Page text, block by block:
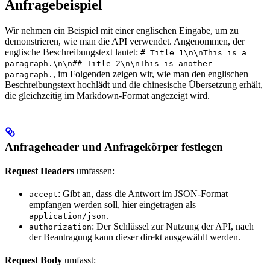
Anfragebeispiel
Wir nehmen ein Beispiel mit einer englischen Eingabe, um zu
demonstrieren, wie man die API verwendet. Angenommen, der
englische Beschreibungstext lautet: # Title 1\n\nThis is a
paragraph.\n\n## Title 2\n\nThis is another
paragraph. , im Folgenden zeigen wir, wie man den englischen
Beschreibungstext hochlädt und die chinesische Übersetzung erhält,
die gleichzeitig im Markdown-Format angezeigt wird.
Anfrageheader und Anfragekörper festlegen
Request Headers umfassen:
accept: Gibt an, dass die Antwort im JSON-Format
empfangen werden soll, hier eingetragen als
application/json.
authorization: Der Schlüssel zur Nutzung der API, nach
der Beantragung kann dieser direkt ausgewählt werden.
Request Body umfasst: